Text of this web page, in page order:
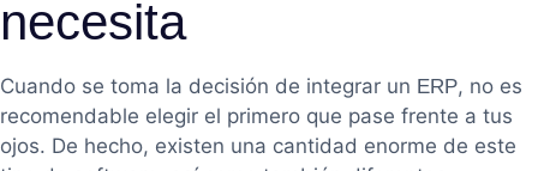
necesita
Cuando se toma la decisión de integrar un ERP, no es
recomendable elegir el primero que pase frente a tus
ojos. De hecho, existen una cantidad enorme de este